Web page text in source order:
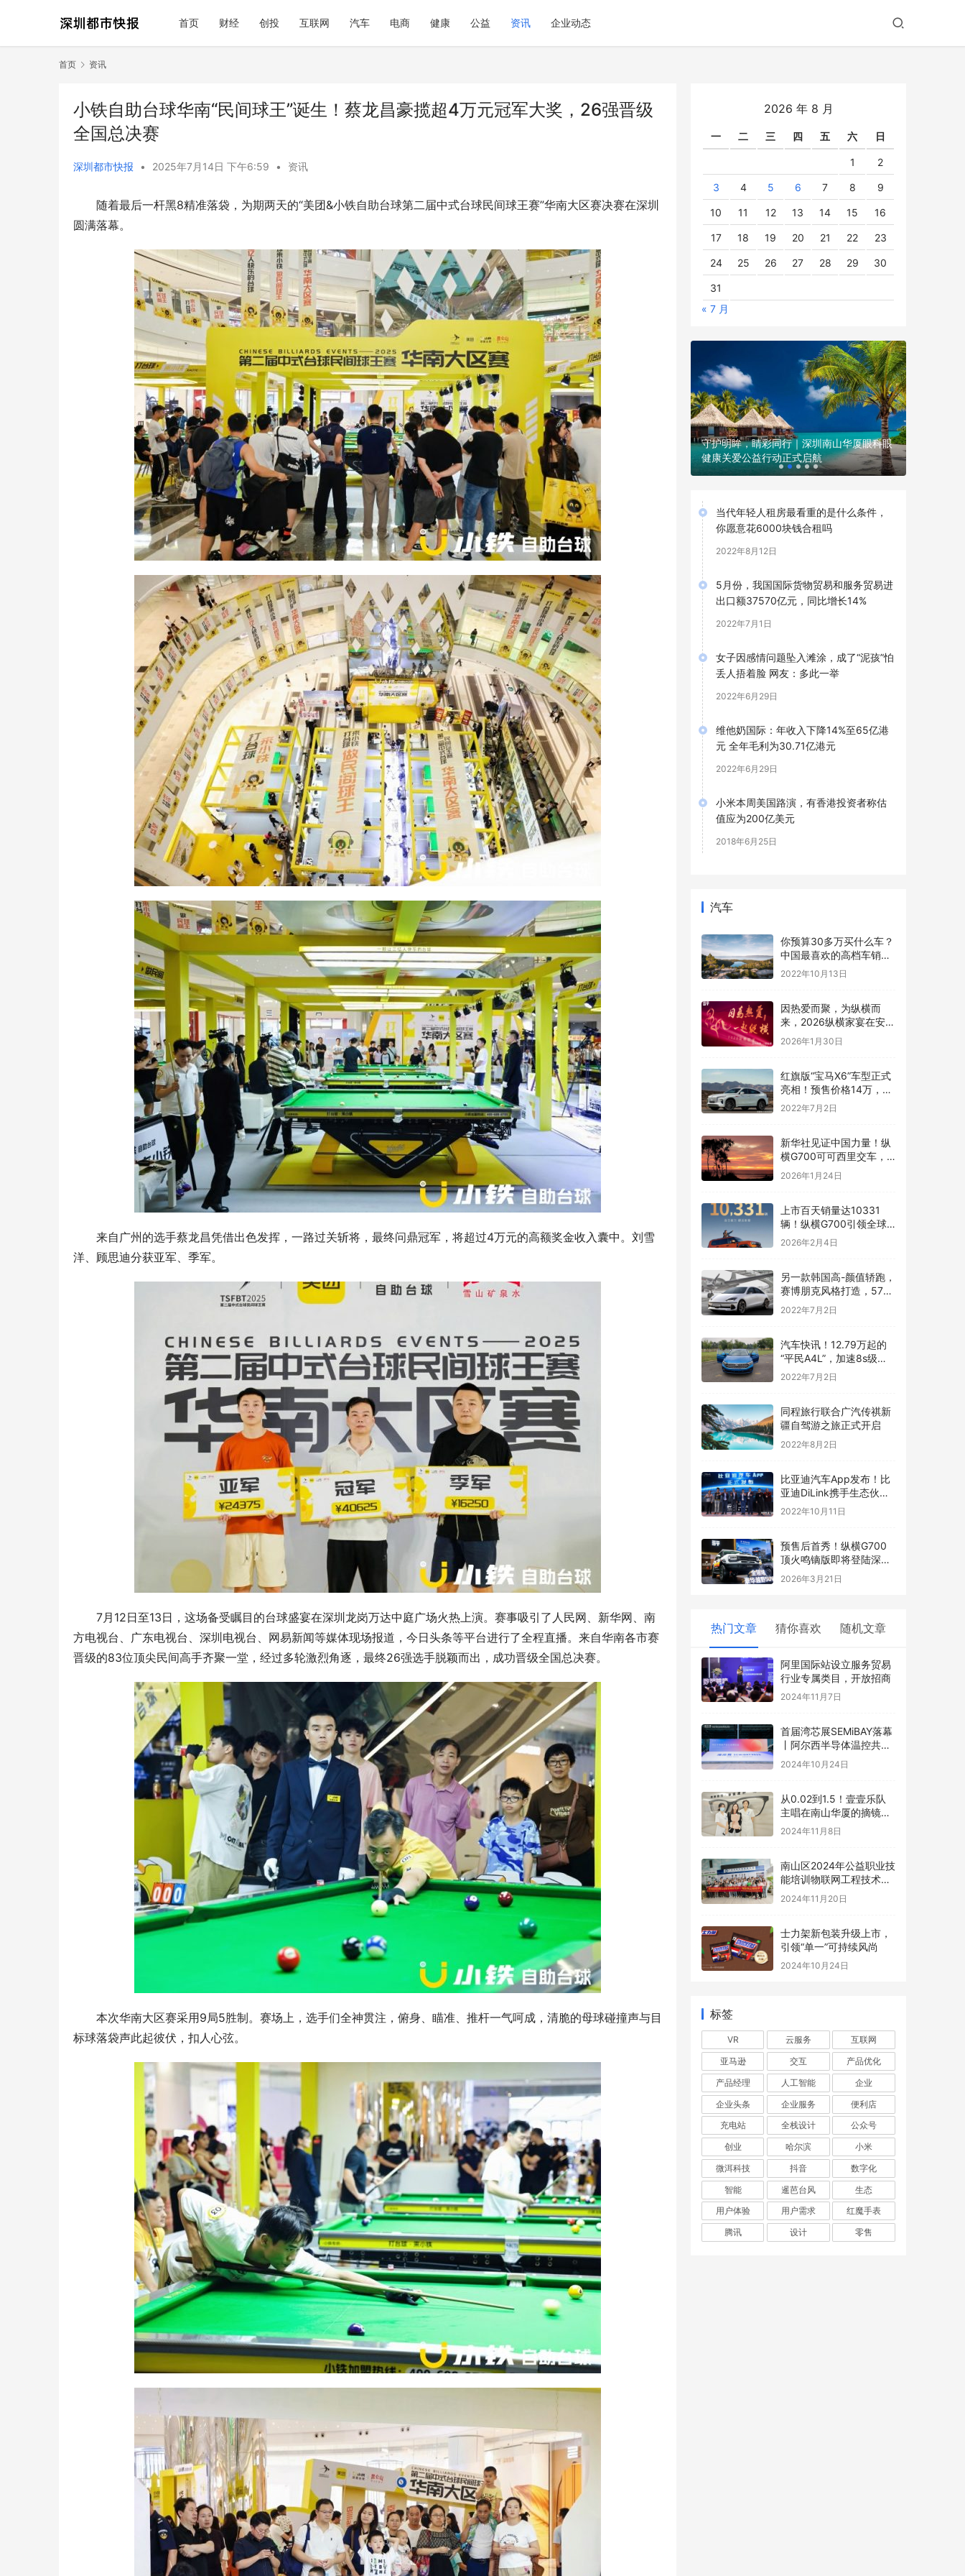
首页 财经 创投 互联网 汽车 电商 健康 公益 资讯 企业动态
首页 资讯
小铁自助台球华南“民间球王”诞生！蔡龙昌豪揽超4万元冠军大奖，26强晋级
全国总决赛
深圳都市快报 • 2025年7月14日 下午6:59 • 资讯
随着最后一杆黑8精准落袋，为期两天的“美团&小铁自助台球第二届中式台球民间球王赛”华南大区赛决赛在深圳
圆满落幕。
来自广州的选手蔡龙昌凭借出色发挥，一路过关斩将，最终问鼎冠军，将超过4万元的高额奖金收入囊中。刘雪
洋、顾思迪分获亚军、季军。
7月12日至13日，这场备受瞩目的台球盛宴在深圳龙岗万达中庭广场火热上演。赛事吸引了人民网、新华网、南
方电视台、广东电视台、深圳电视台、网易新闻等媒体现场报道，今日头条等平台进行了全程直播。来自华南各市赛
晋级的83位顶尖民间高手齐聚一堂，经过多轮激烈角逐，最终26强选手脱颖而出，成功晋级全国总决赛。
本次华南大区赛采用9局5胜制。赛场上，选手们全神贯注，俯身、瞄准、推杆一气呵成，清脆的母球碰撞声与目
标球落袋声此起彼伏，扣人心弦。
2026 年 8 月
一 二 三 四 五 六 日
1 2
3 4 5 6 7 8 9
10 11 12 13 14 15 16
17 18 19 20 21 22 23
24 25 26 27 28 29 30
31
« 7 月
深圳电子料回收服务联络方式：主控芯片估
价与处理技术简介
深圳南山华厦眼科医院出诊专家再添新力量
——朱远飞主任 专攻眼底病与屈光性白内障
守护明眸，睛彩同行｜深圳南山华厦眼科眼
健康关爱公益行动正式启航
当代年轻人租房最看重的是什么条件，
你愿意花6000块钱合租吗
2022年8月12日
5月份，我国国际货物贸易和服务贸易进
出口额37570亿元，同比增长14%
2022年7月1日
女子因感情问题坠入滩涂，成了“泥孩”怕
丢人捂着脸 网友：多此一举
2022年6月29日
维他奶国际：年收入下降14%至65亿港
元 全年毛利为30.71亿港元
2022年6月29日
小米本周美国路演，有香港投资者称估
值应为200亿美元
2018年6月25日
汽车
你预算30多万买什么车？
中国最喜欢的高档车销量
榜公布：宝马3系太强了
2022年10月13日
因热爱而聚，为纵横而
来，2026纵横家宴在安徽
芜湖温情落幕
2026年1月30日
红旗版“宝马X6”车型正式
亮相！预售价格14万，跨
界轿跑SUV外观动感炫酷
2022年7月2日
新华社见证中国力量！纵
横G700可可西里交车，
以硬核实力守护高原净土
2026年1月24日
上市百天销量达10331
辆！纵横G700引领全球
高端市场突围
2026年2月4日
另一款韩国高-颜值轿跑，
赛博朋克风格打造，576
马力续航600公里
2022年7月2日
汽车快讯！12.79万起的
“平民A4L”，加速8s级，
一公里五毛钱，上市就锁
定爆款
2022年7月2日
同程旅行联合广汽传祺新
疆自驾游之旅正式开启
2022年8月2日
比亚迪汽车App发布！比
亚迪DiLink携手生态伙伴
打造数字化座舱
2022年10月11日
预售后首秀！纵横G700
顶火鸣镝版即将登陆深圳
改装车展
2026年3月21日
热门文章 猜你喜欢 随机文章
阿里国际站设立服务贸易
行业专属类目，开放招商
2024年11月7日
首届湾芯展SEMiBAY落幕
丨阿尔西半导体温控共促
行业湾区新篇章
2024年10月24日
从0.02到1.5！壹壹乐队
主唱在南山华厦的摘镜日
记！
2024年11月8日
南山区2024年公益职业技
能培训物联网工程技术圆
满结业
2024年11月20日
士力架新包装升级上市，
引领“单一”可持续风尚
2024年10月24日
标签
VR 云服务
互联网
亚马逊
交互
产品优化
产品经理
人工智能
企业
企业头条
企业服务
便利店
充电站
全栈设计
公众号
创业
哈尔滨
小米
微洱科技
抖音
数字化
智能
暹芭台风
生态
用户体验
用户需求
红魔手表
腾讯
设计 零售